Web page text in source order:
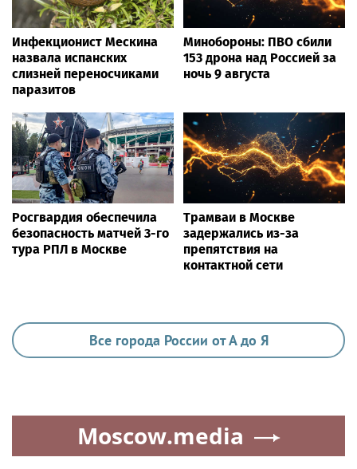
Инфекционист Мескина
назвала испанских
слизней переносчиками
паразитов
Минобороны: ПВО сбили
153 дрона над Россией за
ночь 9 августа
Росгвардия обеспечила
безопасность матчей 3-го
тура РПЛ в Москве
Трамваи в Москве
задержались из-за
препятствия на
контактной сети
Все города России от А до Я
Moscow.media